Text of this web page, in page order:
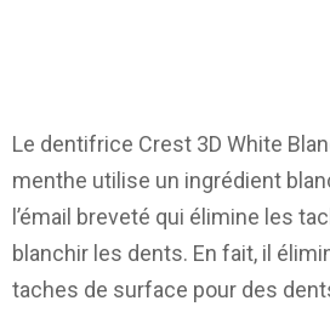
Le dentifrice Crest 3D White
menthe utilise un ingrédient
l’émail breveté qui élimine les
blanchir les dents. En fait, il
taches de surface pour des